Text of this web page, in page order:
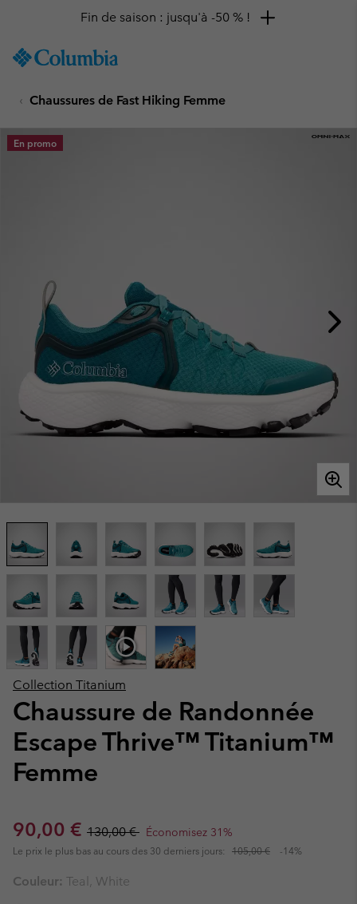
TO
SKIP
MAIN
NAV
Fin de saison : jusqu'à -50 % !
Chaussures de Fast Hiking Femme
Collection Titanium
Chaussure de Randonnée
Escape Thrive™ Titanium™
Femme
Sale price:
90,00 € Regular price:
130,00 € Économisez 31%
Le prix le plus bas au cours des 30 derniers jours: 105,00 € -14%
En promo
Couleur: Teal, White